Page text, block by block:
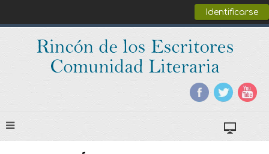
Identificarse